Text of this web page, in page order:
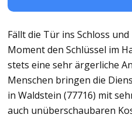
Fällt die Tür ins Schloss
Moment den Schlüssel im
stets eine sehr ärgerliche
Menschen bringen die
in Waldstein (77716) mit
auch unüberschaubaren